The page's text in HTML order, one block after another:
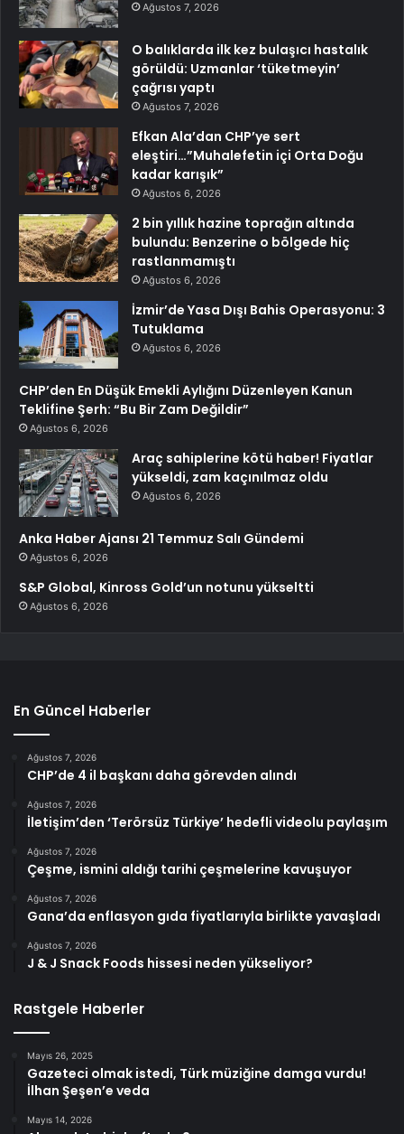
Ağustos 7, 2026
O balıklarda ilk kez bulaşıcı hastalık
görüldü: Uzmanlar ‘tüketmeyin’
çağrısı yaptı
Ağustos 7, 2026
Efkan Ala’dan CHP’ye sert
eleştiri…”Muhalefetin içi Orta Doğu
kadar karışık”
Ağustos 6, 2026
2 bin yıllık hazine toprağın altında
bulundu: Benzerine o bölgede hiç
rastlanmamıştı
Ağustos 6, 2026
İzmir’de Yasa Dışı Bahis Operasyonu: 3
Tutuklama
Ağustos 6, 2026
CHP’den En Düşük Emekli Aylığını Düzenleyen Kanun
Teklifine Şerh: “Bu Bir Zam Değildir”
Ağustos 6, 2026
Araç sahiplerine kötü haber! Fiyatlar
yükseldi, zam kaçınılmaz oldu
Ağustos 6, 2026
Anka Haber Ajansı 21 Temmuz Salı Gündemi
Ağustos 6, 2026
S&P Global, Kinross Gold’un notunu yükseltti
Ağustos 6, 2026
En Güncel Haberler
Ağustos 7, 2026
CHP’de 4 il başkanı daha görevden alındı
Ağustos 7, 2026
İletişim’den ‘Terörsüz Türkiye’ hedefli videolu paylaşım
Ağustos 7, 2026
Çeşme, ismini aldığı tarihi çeşmelerine kavuşuyor
Ağustos 7, 2026
Gana’da enflasyon gıda fiyatlarıyla birlikte yavaşladı
Ağustos 7, 2026
J & J Snack Foods hissesi neden yükseliyor?
Rastgele Haberler
Mayıs 26, 2025
Gazeteci olmak istedi, Türk müziğine damga vurdu!
İlhan Şeşen’e veda
Mayıs 14, 2026